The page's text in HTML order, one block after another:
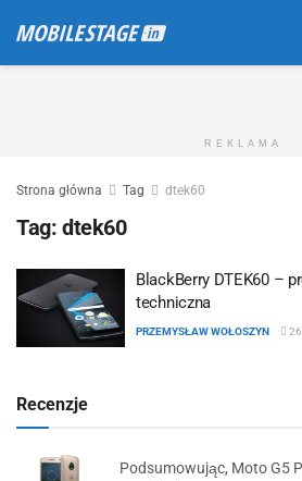
REKLAMA
Strona główna Tag dtek60
Tag: dtek60
BlackBerry DTEK60 –
techniczna
PRZEMYSŁAW WOŁOSZYN
Recenzje
Podsumowując, Moto G5